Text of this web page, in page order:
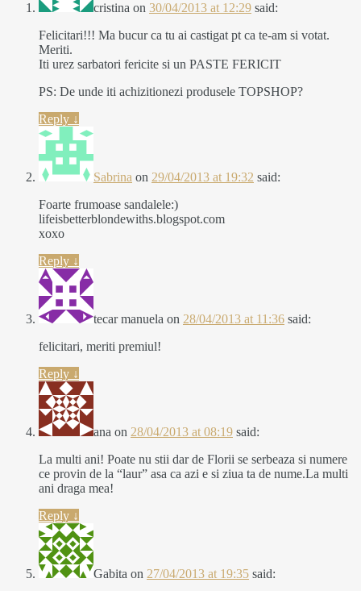
cristina on 30/04/2013 at 12:29 said:
Felicitari!!! Ma bucur ca tu ai castigat pt ca te-am si votat.
Meriti.
Iti urez sarbatori fericite si un PASTE FERICIT
PS: De unde iti achizitionezi produsele TOPSHOP?
Reply ↓
Sabrina on 29/04/2013 at 19:32 said:
Foarte frumoase sandalele:)
lifeisbetterblondewiths.blogspot.com
xoxo
Reply ↓
tecar manuela on 28/04/2013 at 11:36 said:
felicitari, meriti premiul!
Reply ↓
ana on 28/04/2013 at 08:19 said:
La multi ani! Poate nu stii dar de Florii se serbeaza si numere
ce provin de la “laur” asa ca azi e si ziua ta de nume.La multi
ani draga mea!
Reply ↓
Gabita on 27/04/2013 at 19:35 said: